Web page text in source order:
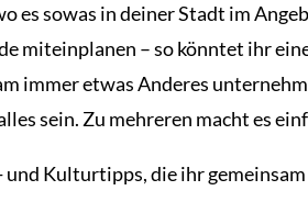
es sowas in deiner Stadt im
miteinplanen – so könntet ihr
immer etwas Anderes
sein. Zu mehreren macht es
Kulturtipps, die ihr